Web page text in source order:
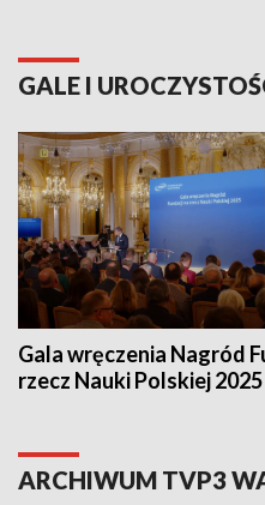
GALE I
Gala wręczenia Nagród
rzecz Nauki Polskiej 2025
ARCHIWUM TVP3